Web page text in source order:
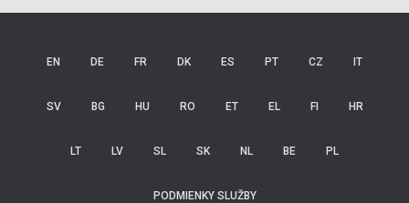
EN DE FR DK ES PT CZ IT
SV BG HU RO ET EL FI HR
LT LV SL SK NL BE PL
PODMIENKY SLUŽBY